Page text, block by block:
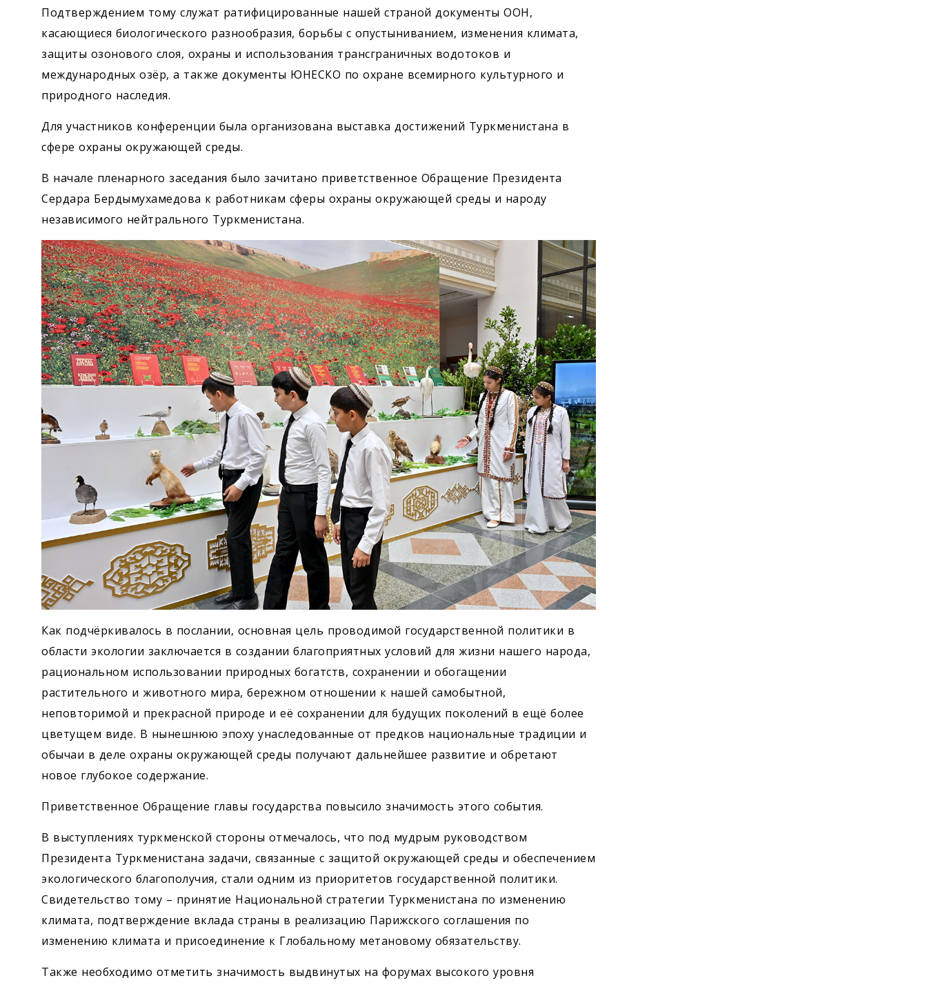
Подтверждением тому служат ратифицированные нашей страной документы ООН,
касающиеся биологического разнообразия, борьбы с опустыниванием, изменения климата,
защиты озонового слоя, охраны и использования трансграничных водотоков и
международных озёр, а также документы ЮНЕСКО по охране всемирного культурного и
природного наследия.
Для участников конференции была организована выставка достижений Туркменистана в
сфере охраны окружающей среды.
В начале пленарного заседания было зачитано приветственное Обращение Президента
Сердара Бердымухамедова к работникам сферы охраны окружающей среды и народу
независимого нейтрального Туркменистана.
Как подчёркивалось в послании, основная цель проводимой государственной политики в
области экологии заключается в создании благоприятных условий для жизни нашего народа,
рациональном использовании природных богатств, сохранении и обогащении
растительного и животного мира, бережном отношении к нашей самобытной,
неповторимой и прекрасной природе и её сохранении для будущих поколений в ещё более
цветущем виде. В нынешнюю эпоху унаследованные от предков национальные традиции и
обычаи в деле охраны окружающей среды получают дальнейшее развитие и обретают
новое глубокое содержание.
Приветственное Обращение главы государства повысило значимость этого события.
В выступлениях туркменской стороны отмечалось, что под муд­рым руководством
Президента Туркменистана задачи, связанные с защитой окружающей среды и обеспечением
экологического благополучия, стали одним из приоритетов государственной политики.
Свидетельство тому – принятие Национальной стратегии Туркменистана по изменению
климата, подтверждение вклада страны в реализацию Парижского соглашения по
изменению климата и присоединение к Глобальному метановому обязательству.
Также необходимо отметить значимость выдвинутых на форумах высокого уровня